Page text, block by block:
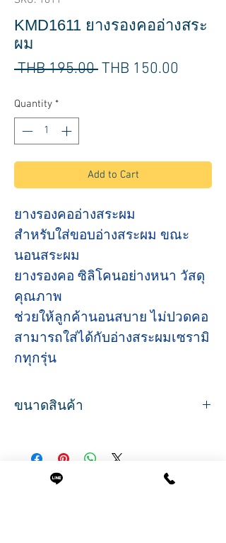
KMD1611 ยางรองคออ่างสระ
ผม
THB 195.00 Regular
THB 150.00
Quantity *
Add to Cart
ยางรองคออ่างสระผม
สำหรับใส่ขอบอ่างสระผม ขณะ
นอนสระผม
ยางรองคอ ซิลิโคนอย่างหนา วัสดุ
คุณภาพ
ช่วยให้ลูกค้านอนสบาย ไม่ปวดคอ
สามารถใส่ได้กับอ่างสระผมเซรามิ
กทุกรุ่น
ขนาดสินค้า
กว้าง 18 ซม.